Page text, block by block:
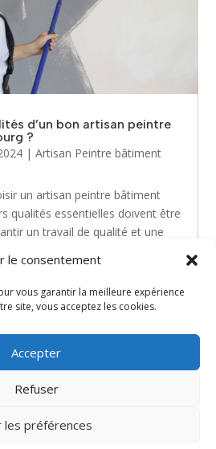
le consentement
vous garantir la meilleure expérience
site, vous acceptez les cookies.
Accepter
Refuser
les préférences
d’un bon artisan peintre
?
|Artisan Peintre bâtiment
un artisan peintre bâtiment
qualités essentielles doivent être
un travail de qualité et une
de...
l'agence de communication